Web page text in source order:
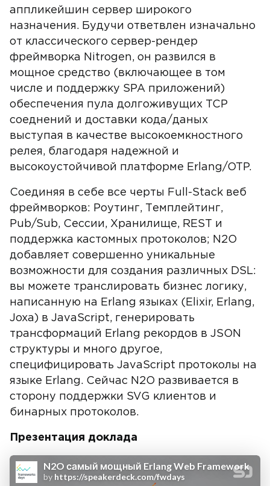
аппликейшин сервер широкого
назначения. Будучи ответвлен изначально
от классического сервер-рендер
фреймворка Nitrogen, он развился в
мощное средство (включающее в том
числе и поддержку SPA приложений)
обеспечения пула долгоживущих TCP
соеднений и доставки кода/даных
выступая в качестве высокоемкностного
релея, благодаря надежной и
высокоустойчивой платформе Erlang/OTP.
Соединяя в себе все черты Full-Stack веб
фреймворков: Роутинг, Темплейтинг,
Pub/Sub, Сессии, Хранилище, REST и
поддержка кастомных протоколов; N2O
добавляет совершенно уникальные
возможности для создания различных DSL:
вы можете транслировать бизнес логику,
написанную на Erlang языках (Elixir, Erlang,
Joxa) в JavaScript, генерировать
трансформаций Erlang рекордов в JSON
структуры и много другое,
специфицировать JavaScript протоколы на
языке Erlang. Сейчас N2O развивается в
сторону поддержки SVG клиентов и
бинарных протоколов.
Презентация доклада